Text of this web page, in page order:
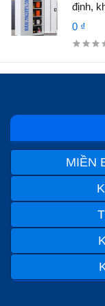
định,
0 ₫
MIỀN